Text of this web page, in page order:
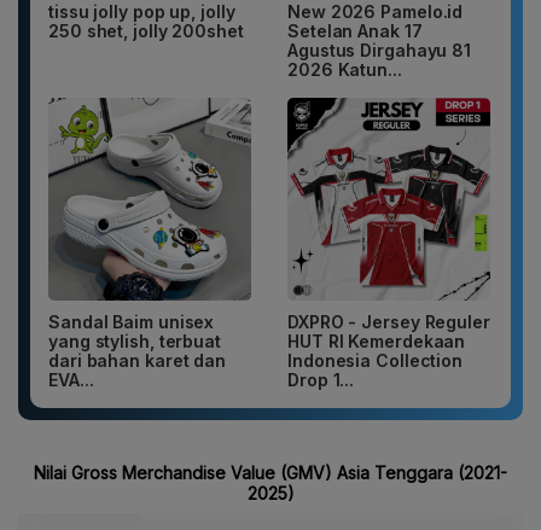
tissu jolly pop up, jolly
250 shet, jolly 200shet
New 2026 Pamelo.id
Setelan Anak 17
Agustus Dirgahayu 81
2026 Katun...
Sandal Baim unisex
yang stylish, terbuat
dari bahan karet dan
EVA...
DXPRO - Jersey Reguler
HUT RI Kemerdekaan
Indonesia Collection
Drop 1...